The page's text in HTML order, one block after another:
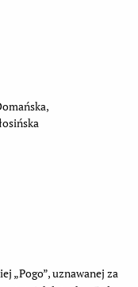
„Pogo”, uznawanej za